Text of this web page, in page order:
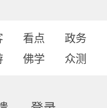
看点
政务
佛学 众测